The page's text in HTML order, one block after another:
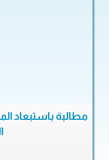
مطالبة باستبعاد